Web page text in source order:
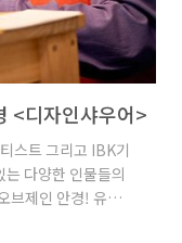
<디자인샤우어>
스트 그리고 IBK기
다양한 인물들의
브제인 안경! 유니
샤우어는 국내에